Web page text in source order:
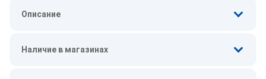
Описание
Наличие в магазинах